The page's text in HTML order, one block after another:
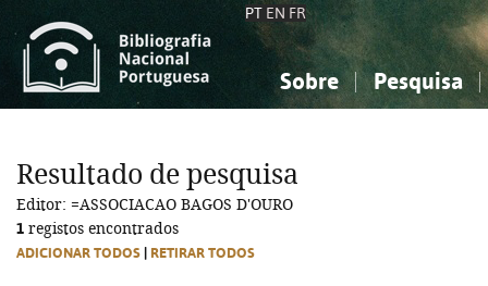
PT EN FR
Sobre Pesquisa
Ciências sociais...
Ciências sociais...
Resultado de pesquisa
Editor: =ASSOCIACAO BAGOS D'OURO
1 registos encontrados
ADICIONAR TODOS RETIRAR TODOS